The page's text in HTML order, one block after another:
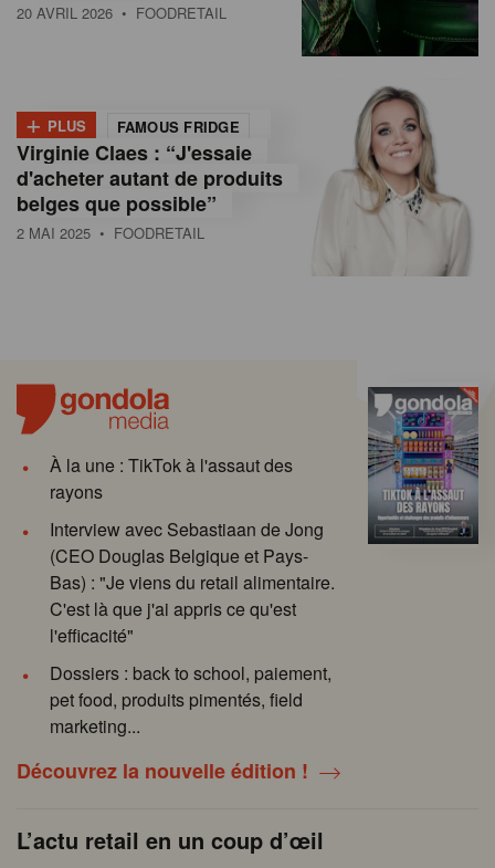
20 AVRIL 2026 • FOODRETAIL
+ PLUS FAMOUS FRIDGE
Virginie Claes : “J'essaie
d'acheter autant de produits
belges que possible”
2 MAI 2025 • FOODRETAIL
À la une : TikTok à l'assaut des
rayons
Interview avec Sebastiaan de Jong
(CEO Douglas Belgique et Pays-
Bas) : "Je viens du retail alimentaire.
C'est là que j'ai appris ce qu'est
l'efficacité"
Dossiers : back to school, paiement,
pet food, produits pimentés, field
marketing...
Découvrez la nouvelle édition !
L’actu retail en un coup d’œil